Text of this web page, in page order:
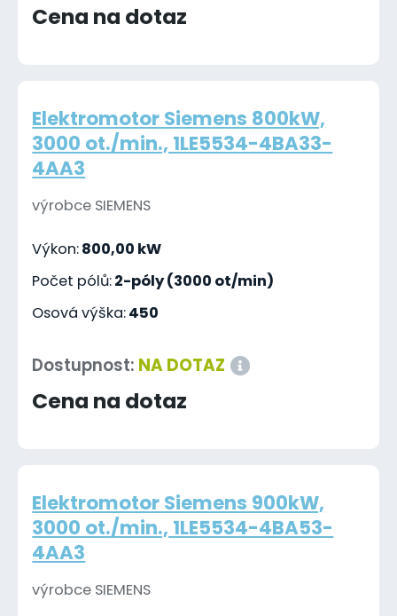
Cena na dotaz
Elektromotor Siemens 800kW,
3000 ot./min., 1LE5534-4BA33-
4AA3
výrobce SIEMENS
Výkon:800,00 kW
Počet pólů:2-póly (3000 ot/min)
Osová výška:450
Dostupnost: NA DOTAZ
Cena na dotaz
Elektromotor Siemens 900kW,
3000 ot./min., 1LE5534-4BA53-
4AA3
výrobce SIEMENS